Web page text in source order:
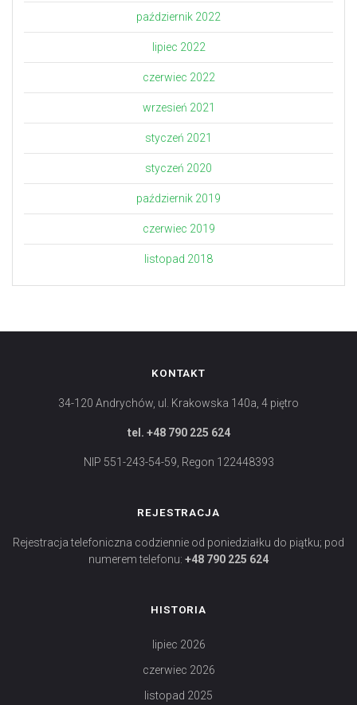
październik 2022
lipiec 2022
czerwiec 2022
wrzesień 2021
styczeń 2021
styczeń 2020
październik 2019
czerwiec 2019
listopad 2018
KONTAKT
34-120 Andrychów, ul. Krakowska 140a, 4 piętro
tel. +48 790 225 624
NIP 551-243-54-59, Regon 122448393
REJESTRACJA
Rejestracja telefoniczna codziennie od poniedziałku do piątku; pod
numerem telefonu: +48 790 225 624
HISTORIA
lipiec 2026
czerwiec 2026
listopad 2025